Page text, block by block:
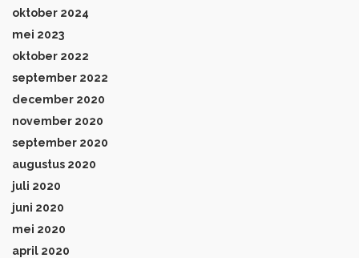
oktober 2024
mei 2023
oktober 2022
september 2022
december 2020
november 2020
september 2020
augustus 2020
juli 2020
juni 2020
mei 2020
april 2020